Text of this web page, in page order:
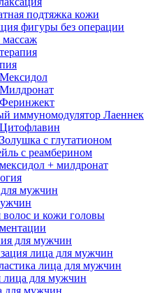
подтяжка кожи
фигуры без операции
иммуномодулятор Лаеннек
с глутатионом
с реамберином
+ милдронат
мужчин
волос и кожи головы
для мужчин
лица для мужчин
лица для мужчин
лица для мужчин
для мужчин